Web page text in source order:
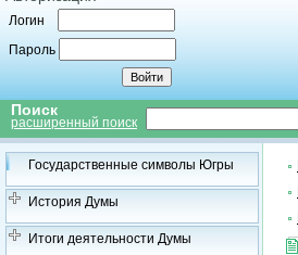
Логин
Пароль
Поиск
расширенный поиск
Государственные символы Югры
История Думы
Итоги деятельности Думы